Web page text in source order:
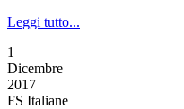
Leggi tutto...
1
Dicembre
2017
FS Italiane